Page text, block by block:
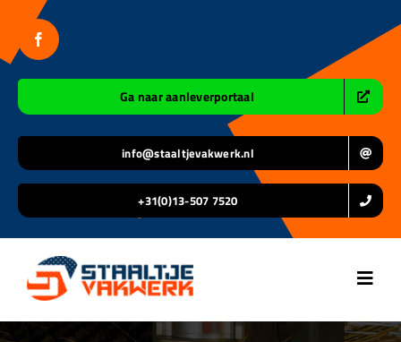
inhoud
Ga naar aanleverportaal
info@staaltjevakwerk.nl
+31(0)13-507 7520